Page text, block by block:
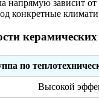
напрямую зависит
конкретные
по
Высокой